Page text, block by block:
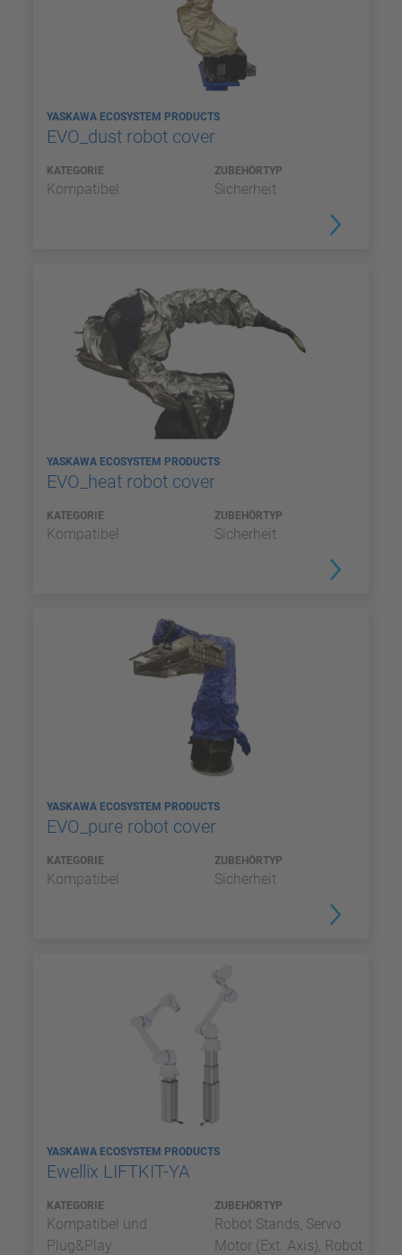
YASKAWA ECOSYSTEM PRODUCTS
EVO_dust robot cover
KATEGORIE
Kompatibel
ZUBEHÖRTYP
Sicherheit
YASKAWA ECOSYSTEM PRODUCTS
EVO_heat robot cover
KATEGORIE
Kompatibel
ZUBEHÖRTYP
Sicherheit
YASKAWA ECOSYSTEM PRODUCTS
EVO_pure robot cover
KATEGORIE
Kompatibel
ZUBEHÖRTYP
Sicherheit
YASKAWA ECOSYSTEM PRODUCTS
Ewellix LIFTKIT-YA
KATEGORIE
Kompatibel und
Plug&Play
ZUBEHÖRTYP
Robot Stands, Servo
Motor (Ext. Axis), Robot